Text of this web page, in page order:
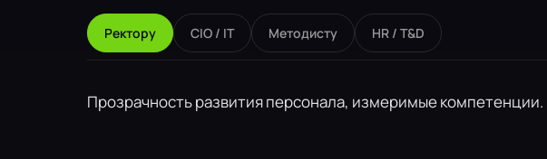
Ректору CIO / IT Методисту HR / T&D
Прозрачность развития персонала, измеримые компетенции.